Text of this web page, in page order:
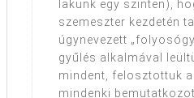
lakunk egy szinten),
szemeszter kezdetén
úgynevezett
gyűlés alkalmával
mindent, felosztottuk
mindenki